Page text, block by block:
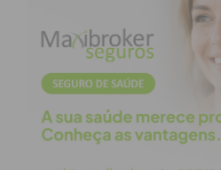
passam têm caprichado
elaboração da sua oferta”,
Brochado, destacando a
promoção da marca
um roteiro gastronómico e a
promoção dos espaços a